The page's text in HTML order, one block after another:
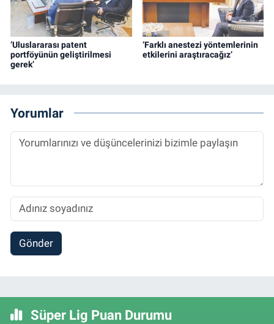
‘Uluslararası patent
portföyünün geliştirilmesi
gerek’
‘Farklı anestezi yöntemlerinin
etkilerini araştıracağız’
Yorumlar
Gönder
Süper Lig Puan Durumu